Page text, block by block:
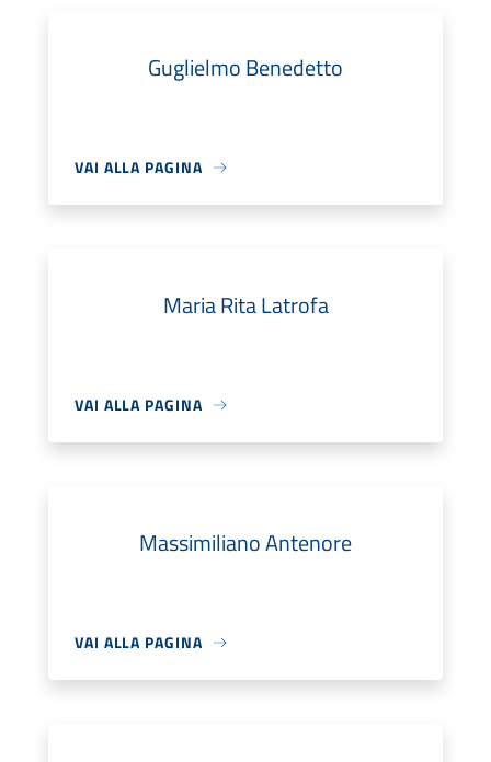
Guglielmo Benedetto
VAI ALLA PAGINA
Maria Rita Latrofa
VAI ALLA PAGINA
Massimiliano Antenore
VAI ALLA PAGINA